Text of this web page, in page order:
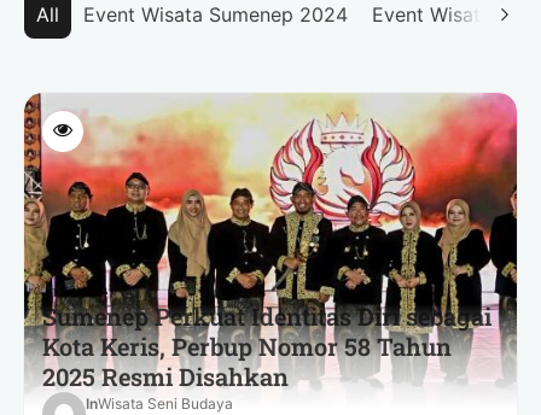
All Event Wisata Sumenep 2024 Event Wisata
Sumenep Perkuat Identitas Diri sebagai
Kota Keris, Perbup Nomor 58 Tahun
2025 Resmi Disahkan
InWisata Seni Budaya